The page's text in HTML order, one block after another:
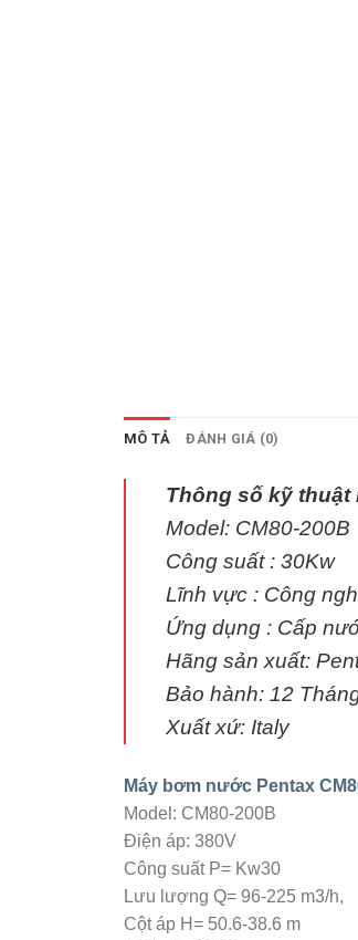
MÔ TẢ ĐÁNH GIÁ (0)
Thông số kỹ thuật
Model: CM80-200B
Công suất : 30Kw
Lĩnh vực : Công
Ứng dụng : Cấp
Hãng sản xuất:
Bảo hành: 12
Xuất xứ: Italy
Máy bơm nước Pentax
Model: CM80-200B
Điện áp: 380V
Công suất P= Kw30
Lưu lượng Q= 96-225 m3/h,
Cột áp H= 50.6-38.6 m